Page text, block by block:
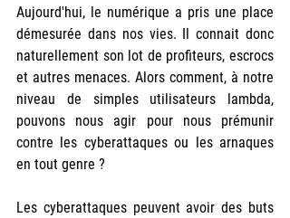
Aujourd'hui, le numérique a pris une place
démesurée dans nos vies. Il connait donc
naturellement son lot de profiteurs, escrocs
et autres menaces. Alors comment, à notre
niveau de simples utilisateurs lambda,
pouvons nous agir pour nous prémunir
contre les cyberattaques ou les arnaques
en tout genre ?
Les cyberattaques peuvent avoir des buts